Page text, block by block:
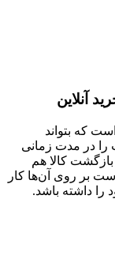
آنلاین
که بتواند
را در مدت زمانی
کالا هم
بر روی آن‌ها کار
را داشته باشد.